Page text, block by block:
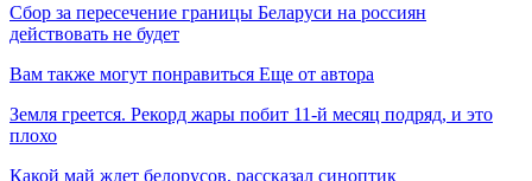
Сбор за пересечение границы Беларуси на россиян
действовать не будет
Вам также могут понравиться Еще от автора
Земля греется. Рекорд жары побит 11-й месяц подряд, и это
плохо
Какой май ждет белорусов, рассказал синоптик